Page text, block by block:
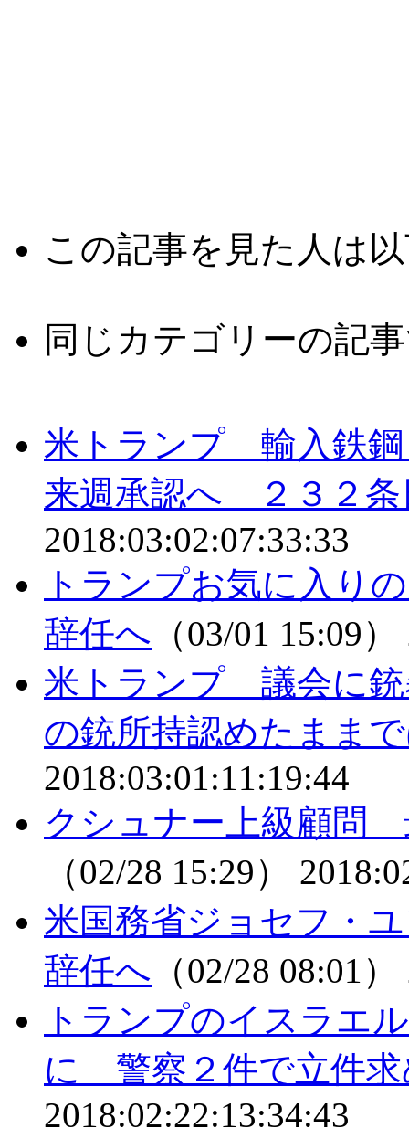
この記事を見た人は
同じカテゴリーの記
米トランプ 輸入鉄鋼
来週承認へ ２３２条
2018:03:02:07:33:33
トランプお気に入り
辞任へ （03/01 15:09）
米トランプ 議会に
の銃所持認めたまま
2018:03:01:11:19:44
クシュナー上級顧問
（02/28 15:29）
米国務省ジョセフ・
辞任へ （02/28 08:01）
トランプのイスラエ
に 警察２件で立件求
2018:02:22:13:34:43